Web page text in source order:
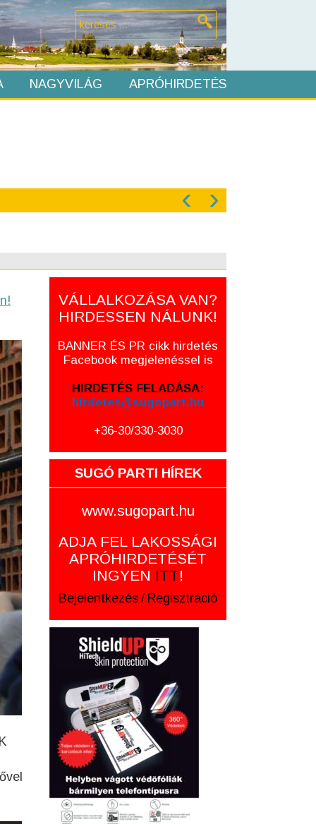
NAGYVILÁG APRÓHIRDETÉS
‹ ›
VÁLLALKOZÁSA VAN?
HIRDESSEN NÁLUNK!
BANNER ÉS PR cikk hirdetés
Facebook megjelenéssel is
HIRDETÉS FELADÁSA:
hirdetes@sugopart.hu
+36-30/330-3030
SUGÓ PARTI HÍREK
www.sugopart.hu
ADJA FEL LAKOSSÁGI
APRÓHIRDETÉSÉT
INGYEN ITT!
Bejelentkezés / Regisztráció